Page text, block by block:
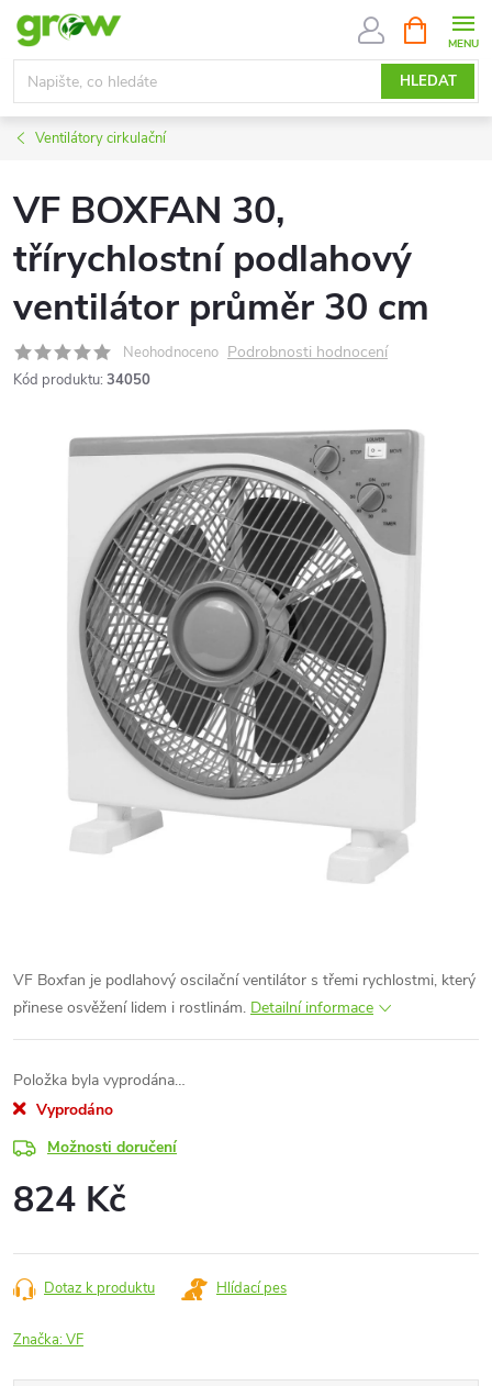
Přejít
obsah
HLEDAT
NÁKUPNÍ
KOŠÍK
Ventilátory cirkulační
VF BOXFAN 30,
třírychlostní podlahový
ventilátor průměr 30 cm
Neohodnoceno Podrobnosti hodnocení
Kód produktu: 34050
VF Boxfan je podlahový oscilační ventilátor s třemi rychlostmi, který
přinese osvěžení lidem i rostlinám. Detailní informace
Položka byla vyprodána…
Vyprodáno
Možnosti doručení
824 Kč
cena:
Dotaz k produktu Hlídací pes
Značka:VF